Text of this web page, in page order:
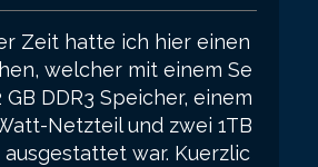
Zeit hatte ich hier einen
welcher mit einem Se
GB DDR3 Speicher, einem
Netzteil und zwei 1TB
war. Kuerzlic